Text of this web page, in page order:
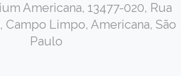
Americana, 13477-020, Rua
Campo Limpo, Americana, São
Paulo